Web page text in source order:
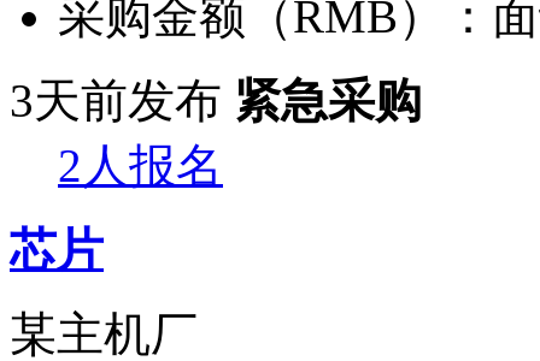
采购金额（RMB）：
3天前发布 紧急采购
2人报名
芯片
某主机厂